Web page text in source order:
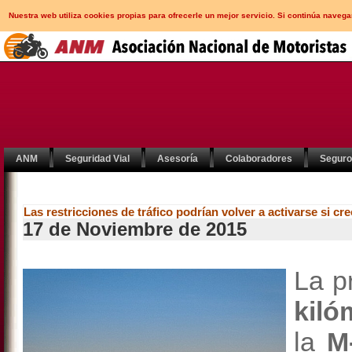
Nuestra web utiliza cookies propias para ofrecerle un mejor servicio. Si continúa
ANM Seguridad Vial Asesoría Colaboradores
Las restricciones de tráfico podrían volver a activarse si
17 de Noviembre de 2015
La
la